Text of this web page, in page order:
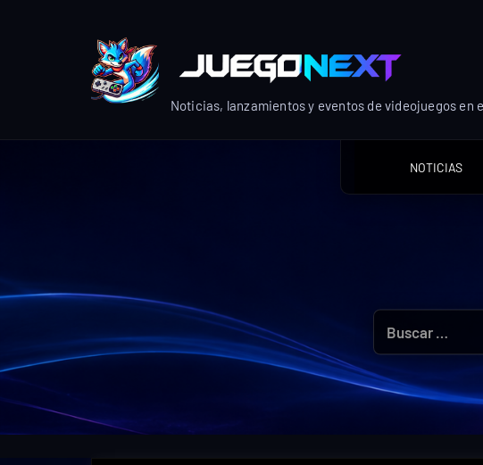
Noticias, lanzamientos y eventos de videojuegos en
NOTICIAS